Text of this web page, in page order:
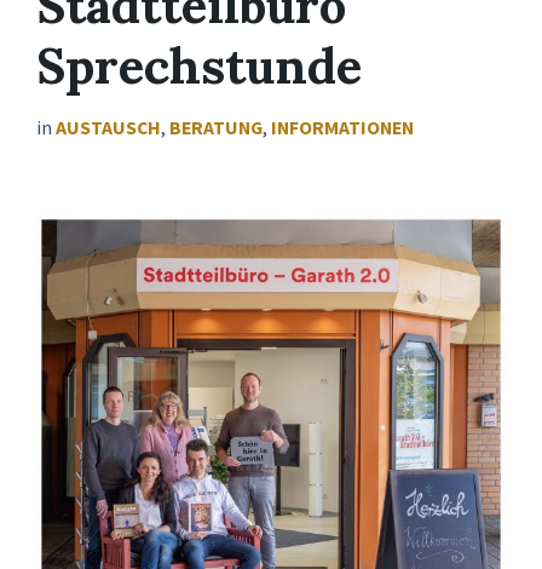
Sprechstunde
in AUSTAUSCH, BERATUNG, INFORMATIONEN